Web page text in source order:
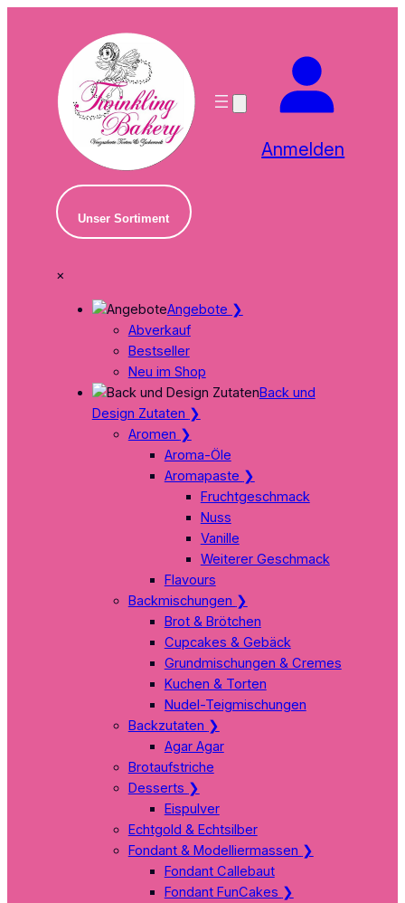
Anmelden
Unser Sortiment
×
Angebote ❯
Abverkauf
Bestseller
Neu im Shop
Back und
Design Zutaten ❯
Aromen ❯
Aroma-Öle
Aromapaste ❯
Fruchtgeschmack
Nuss
Vanille
Weiterer Geschmack
Flavours
Backmischungen ❯
Brot & Brötchen
Cupcakes & Gebäck
Grundmischungen & Cremes
Kuchen & Torten
Nudel-Teigmischungen
Backzutaten ❯
Agar Agar
Brotaufstriche
Desserts ❯
Eispulver
Echtgold & Echtsilber
Fondant & Modelliermassen ❯
Fondant Callebaut
Fondant FunCakes ❯